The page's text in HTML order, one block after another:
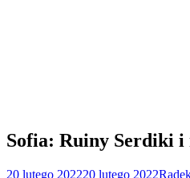
Sofia: Ruiny Serdiki i
20 lutego 202220 lutego 2022